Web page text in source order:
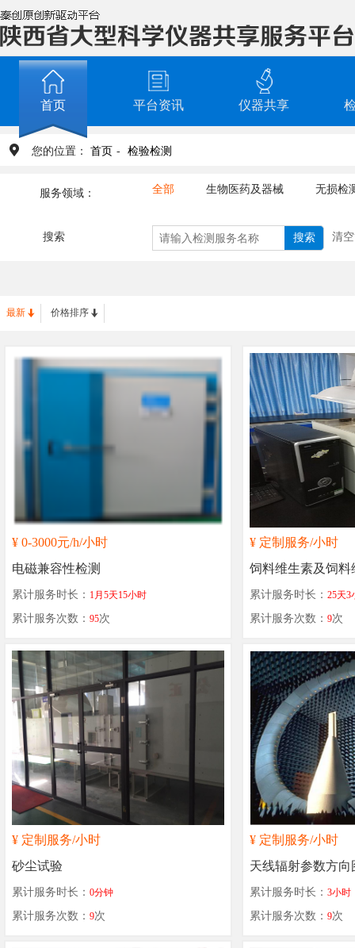
首页 平台资讯 仪器共享
您的位置： 首页 - 检验检测
服务领域： 全部 生物医药及器械 无损检
搜索
清
最新 价格排序
¥ 0-3000元/h/小时
电磁兼容性检测
累计服务时长： 1月5天15小时
累计服务次数： 95次
¥ 定制服务/小时
饲料维生素及饲
的检测
累计服务时长： 25天3
累计服务次数： 9次
¥ 定制服务/小时
砂尘试验
累计服务时长： 0分钟
累计服务次数： 9次
¥ 定制服务/小时
天线辐射参数方向
累计服务时长： 3小时
累计服务次数： 9次